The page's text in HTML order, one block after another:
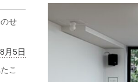
せ
月5日
こ